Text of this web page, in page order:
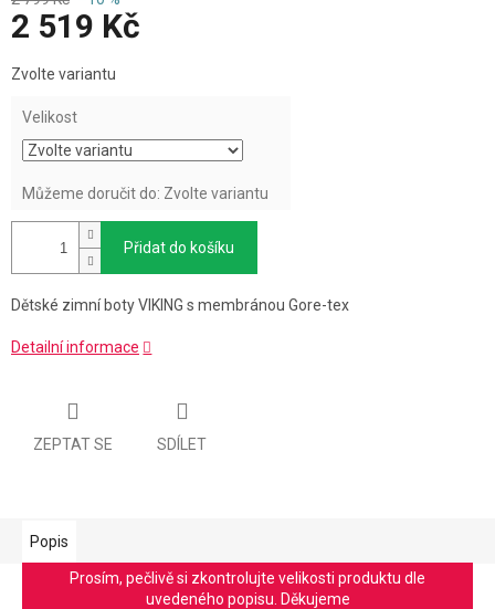
2 519 Kč
cena:
Zvolte variantu
Velikost
Můžeme doručit do: Zvolte variantu
Přidat do košíku
Dětské zimní boty VIKING s membránou Gore-tex
Detailní informace
ZEPTAT SE SDÍLET
Popis
Prosím, pečlivě si zkontrolujte velikosti produktu dle
uvedeného popisu. Děkujeme